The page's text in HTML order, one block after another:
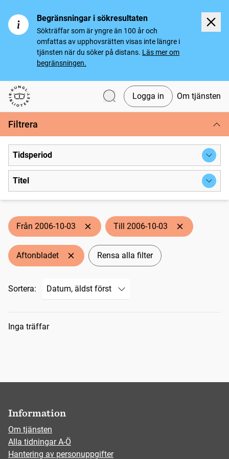
Begränsningar i sökresultaten
Sökträffar som är yngre än 100 år och
omfattas av upphovsrätten visas inte längre i
tjänsten när du söker på distans. Läs mer om
begränsningen.
Svenska tidningar
Logga in Om tjänsten
Filtrera
Tidsperiod
Titel
Från 2006-10-03 Till 2006-10-03
Aftonbladet Rensa alla filter
Sortera:
Sökresultat
Inga träffar
Information
Om tjänsten
Alla tidningar A-Ö
Hantering av personuppgifter